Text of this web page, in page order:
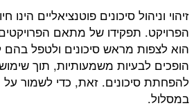
זיהוי וניהול סיכונים פוטנציאליים הינו
הפרויקט. תפקידו של מתאם
הוא לצפות מראש סיכונים ולטפל
הופכים לבעיות משמעותיות, תוך
להפחתת סיכונים. זאת, כדי לשמור על
במסלול.